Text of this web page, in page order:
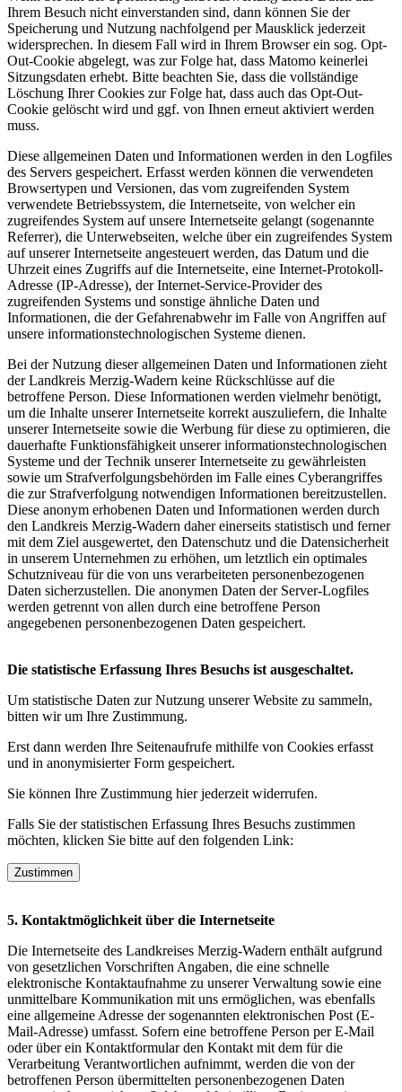
Ihrem Besuch nicht einverstanden sind, dann können Sie der
Speicherung und Nutzung nachfolgend per Mausklick jederzeit
widersprechen. In diesem Fall wird in Ihrem Browser ein sog. Opt-
Out-Cookie abgelegt, was zur Folge hat, dass Matomo keinerlei
Sitzungsdaten erhebt. Bitte beachten Sie, dass die vollständige
Löschung Ihrer Cookies zur Folge hat, dass auch das Opt-Out-
Cookie gelöscht wird und ggf. von Ihnen erneut aktiviert werden
muss.
Diese allgemeinen Daten und Informationen werden in den Logfiles
des Servers gespeichert. Erfasst werden können die verwendeten
Browsertypen und Versionen, das vom zugreifenden System
verwendete Betriebssystem, die Internetseite, von welcher ein
zugreifendes System auf unsere Internetseite gelangt (sogenannte
Referrer), die Unterwebseiten, welche über ein zugreifendes System
auf unserer Internetseite angesteuert werden, das Datum und die
Uhrzeit eines Zugriffs auf die Internetseite, eine Internet-Protokoll-
Adresse (IP-Adresse), der Internet-Service-Provider des
zugreifenden Systems und sonstige ähnliche Daten und
Informationen, die der Gefahrenabwehr im Falle von Angriffen auf
unsere informationstechnologischen Systeme dienen.
Bei der Nutzung dieser allgemeinen Daten und Informationen zieht
der Landkreis Merzig-Wadern keine Rückschlüsse auf die
betroffene Person. Diese Informationen werden vielmehr benötigt,
um die Inhalte unserer Internetseite korrekt auszuliefern, die Inhalte
unserer Internetseite sowie die Werbung für diese zu optimieren, die
dauerhafte Funktionsfähigkeit unserer informationstechnologischen
Systeme und der Technik unserer Internetseite zu gewährleisten
sowie um Strafverfolgungsbehörden im Falle eines Cyberangriffes
die zur Strafverfolgung notwendigen Informationen bereitzustellen.
Diese anonym erhobenen Daten und Informationen werden durch
den Landkreis Merzig-Wadern daher einerseits statistisch und ferner
mit dem Ziel ausgewertet, den Datenschutz und die Datensicherheit
in unserem Unternehmen zu erhöhen, um letztlich ein optimales
Schutzniveau für die von uns verarbeiteten personenbezogenen
Daten sicherzustellen. Die anonymen Daten der Server-Logfiles
werden getrennt von allen durch eine betroffene Person
angegebenen personenbezogenen Daten gespeichert.
Die statistische Erfassung Ihres Besuchs ist ausgeschaltet.
Um statistische Daten zur Nutzung unserer Website zu sammeln,
bitten wir um Ihre Zustimmung.
Erst dann werden Ihre Seitenaufrufe mithilfe von Cookies erfasst
und in anonymisierter Form gespeichert.
Sie können Ihre Zustimmung hier jederzeit widerrufen.
Falls Sie der statistischen Erfassung Ihres Besuchs zustimmen
möchten, klicken Sie bitte auf den folgenden Link:
Zustimmen
5. Kontaktmöglichkeit über die Internetseite
Die Internetseite des Landkreises Merzig-Wadern enthält aufgrund
von gesetzlichen Vorschriften Angaben, die eine schnelle
elektronische Kontaktaufnahme zu unserer Verwaltung sowie eine
unmittelbare Kommunikation mit uns ermöglichen, was ebenfalls
eine allgemeine Adresse der sogenannten elektronischen Post (E-
Mail-Adresse) umfasst. Sofern eine betroffene Person per E-Mail
oder über ein Kontaktformular den Kontakt mit dem für die
Verarbeitung Verantwortlichen aufnimmt, werden die von der
betroffenen Person übermittelten personenbezogenen Daten